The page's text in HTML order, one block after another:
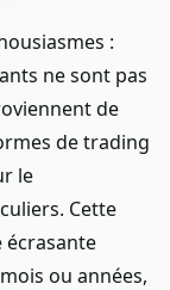
:
ne sont pas
de
de trading
le
Cette
ou années,